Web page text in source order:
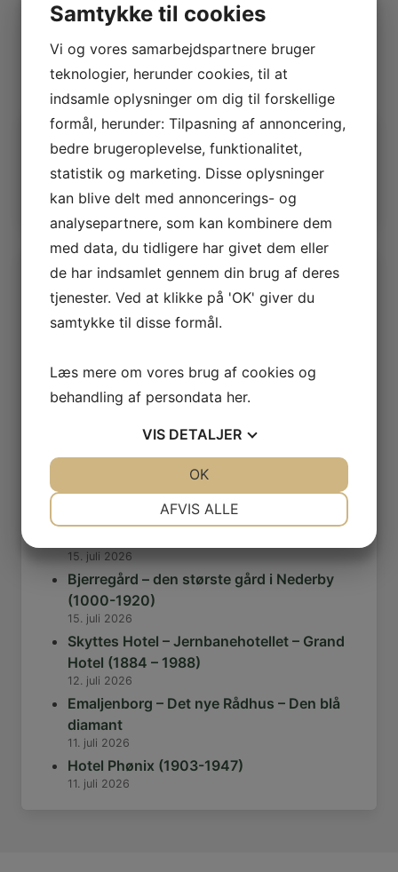
navigation
1 2
Mere
Udskriftsvenlig udgave
Hvad henviser hertil
Seneste artikler
Estvadgaard plantage
5. august 2026
27. juli 2026
Hotel Skive (1903 – 1913)
Landmandshotellet (1897 – 1978)
17. juli 2026
Kås Hoved og Gyldendal – Istidernes
15. juli 2026
Bjerregård – den største gård i Nederby
(1000-1920)
15. juli 2026
Skyttes Hotel – Jernbanehotellet – Grand
Hotel (1884 – 1988)
12. juli 2026
Emaljenborg – Det nye Rådhus – Den blå
diamant
11. juli 2026
Hotel Phønix (1903-1947)
11. juli 2026
Samtykke til cookies
Vi og vores samarbejdspartnere bruger
teknologier, herunder cookies, til at
indsamle oplysninger om dig til forskellige
formål, herunder: Tilpasning af annoncering,
bedre brugeroplevelse, funktionalitet,
statistik og marketing. Disse oplysninger
kan blive delt med annoncerings- og
analysepartnere, som kan kombinere dem
med data, du tidligere har givet dem eller
de har indsamlet gennem din brug af deres
tjenester. Ved at klikke på 'OK' giver du
samtykke til disse formål.
Læs mere om vores brug af cookies og
behandling af persondata her.
VIS DETALJER
MARKETING
AFVIS ALLE
OK